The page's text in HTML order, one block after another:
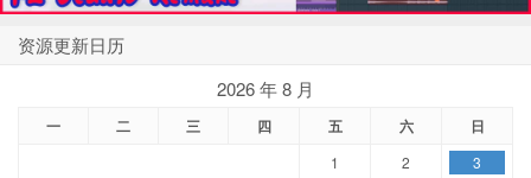
资源更新日历
2026 年 8 月
一 二 三 四 五 六 日
1 2
3